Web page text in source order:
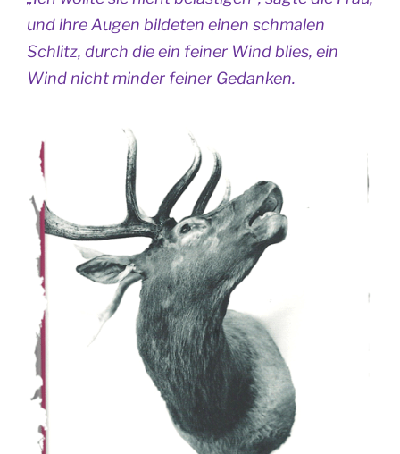
und ihre Augen bildeten einen schmalen
Schlitz, durch die ein feiner Wind blies, ein
Wind nicht minder feiner Gedanken.